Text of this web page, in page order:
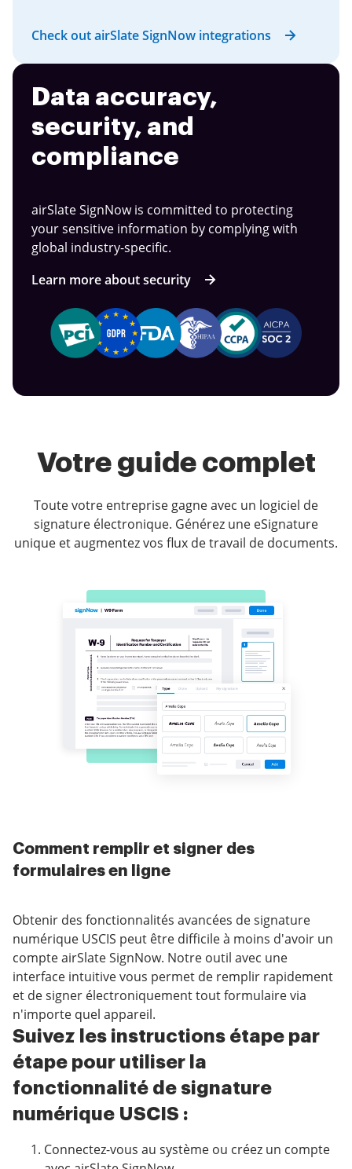
Check out airSlate SignNow integrations
Data accuracy,
security, and
compliance
airSlate SignNow is committed to protecting
your sensitive information by complying with
global industry-specific.
Learn more about security
Votre guide complet
Toute votre entreprise gagne avec un logiciel de
signature électronique. Générez une eSignature
unique et augmentez vos flux de travail de documents.
Comment remplir et signer des
formulaires en ligne
Obtenir des fonctionnalités avancées de signature
numérique USCIS peut être difficile à moins d'avoir un
compte airSlate SignNow. Notre outil avec une
interface intuitive vous permet de remplir rapidement
et de signer électroniquement tout formulaire via
n'importe quel appareil.
Suivez les instructions étape par
étape pour utiliser la
fonctionnalité de signature
numérique USCIS :
Connectez-vous au système ou créez un compte